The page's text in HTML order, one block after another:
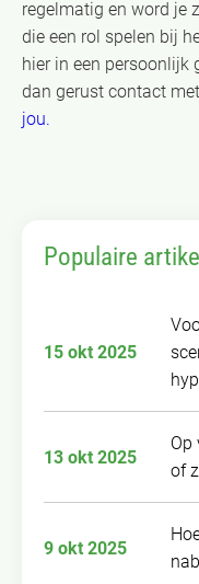
regelmatig en word je
die een rol spelen bij
hier in een persoonlijk
dan gerust contact
jou.
Populaire
15 okt 2025
13 okt 2025
Op
of
9 okt 2025